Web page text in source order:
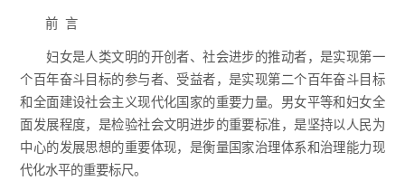
前 言
妇女是人类文明的开创者、社会进步的推动者，是实现第一
个百年奋斗目标的参与者、受益者，是实现第二个百年奋斗目标
和全面建设社会主义现代化国家的重要力量。男女平等和妇女全
面发展程度，是检验社会文明进步的重要标准，是坚持以人民为
中心的发展思想的重要体现，是衡量国家治理体系和治理能力现
代化水平的重要标尺。